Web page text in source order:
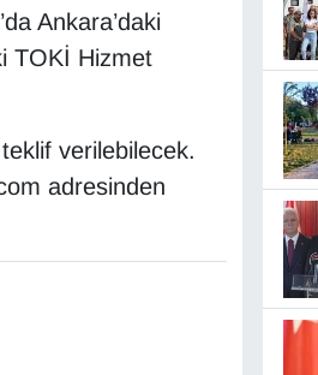
Ankara’daki
TOKİ Hizmet
verilebilecek.
adresinden